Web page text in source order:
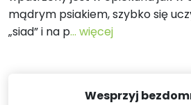
mądrym psiakiem, szybko się
„siad” i na p... więcej
Wesprzyj